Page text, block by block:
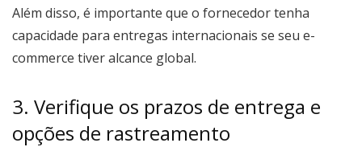
Além disso, é importante que o fornecedor tenha
capacidade para entregas internacionais se seu e-
commerce tiver alcance global.
3. Verifique os prazos de entrega e
opções de rastreamento